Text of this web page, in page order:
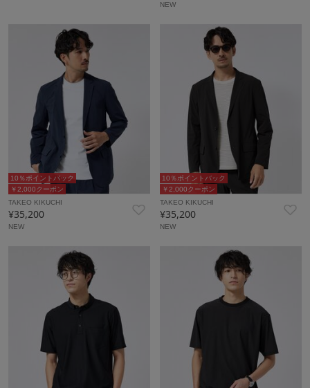
NEW
￥2,000クーポン
10％ポイントバック
TAKEO KIKUCHI
¥35,200
NEW
￥2,000クーポン
10％ポイントバック
TAKEO KIKUCHI
¥35,200
NEW